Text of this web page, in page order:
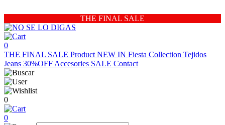
THE FINAL SALE
0
THE FINAL SALE Product NEW IN Fiesta Collection Tejidos
Jeans 30%OFF Accesories SALE Contact
0
0